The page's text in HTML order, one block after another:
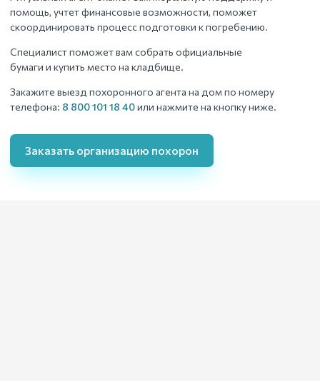
помощь, учтет финансовые возможности, поможет
скоординировать процесс подготовки к погребению.
Специалист поможет вам собрать официальные
бумаги и купить место на кладбище.
Закажите выезд похоронного агента на дом по номеру
телефона: 8 800 101 18 40или нажмите на кнопку ниже.
Заказать организацию похорон